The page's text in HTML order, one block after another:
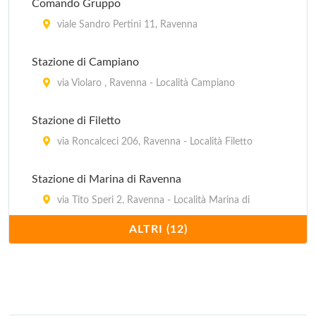
piazzale Marinai d'Italia 14, Ravenna - Marina di
Ravenna
prenotazione Mezzano
Comando Gruppo
viale Sandro Pertini 11, Ravenna
Stazione di Campiano
via Violaro , Ravenna - Località Campiano
Stazione di Filetto
via Roncalceci 206, Ravenna - Località Filetto
Stazione di Marina di Ravenna
via Tito Speri 2, Ravenna - Località Marina di
Ravenna
ALTRI (12)